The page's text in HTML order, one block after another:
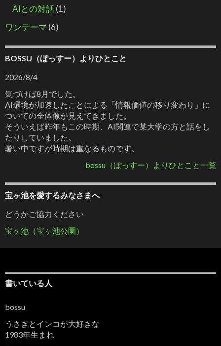
AIとの対話(1)
ワンテーマ (6)
BOSSU（ぼっすー）よりひとこと
2026/8/4
気づけば8月でした。
AI環境が加速したことによる「情報価値の移り変わり」に
ついての全体像が見えてきました。
そういえば昨年もこの時期、AI関連で某大学の方と話をし
たりしていました。
暑い中ですが時期は重なるものです。
bossu（ぼっすー）よりひとこと一覧
宝ヶ池を愛するみなさまへ
どうかご協力ください
宝ヶ池（宝ヶ池公園）
書いている人
bossu
うさぎとインコが大好きな
1983年生まれ